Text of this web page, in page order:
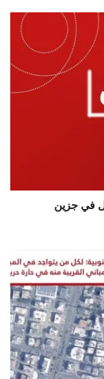
في جزين